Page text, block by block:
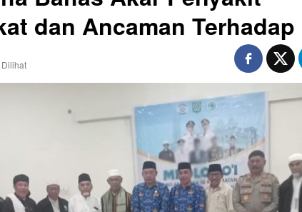
dan Ancaman Terhadap